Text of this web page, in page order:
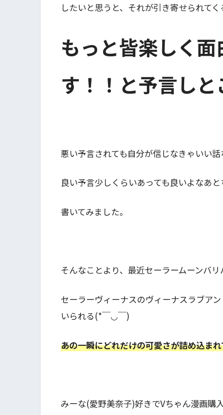
したいと思うと、それが引き寄せられて
もっと皆楽しく
す！！と予言し
悪い予言されても自分が信じなきゃいい
良い予言少しくらいあっても良いよな
書いてみました。
そんなことより、最近セーラームーンバ
セーラーヴィーナスのヴィーナスラブア
いられる(*￣◡￣)
あの一瞬にどれだけの可愛さが詰め込ま
みーな(愛野美奈子)好きでVちゃん漫画購